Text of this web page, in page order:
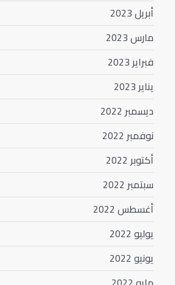
أبريل 2023
مارس 2023
فبراير 2023
يناير 2023
ديسمبر 2022
نوفمبر 2022
أكتوبر 2022
سبتمبر 2022
أغسطس 2022
يوليو 2022
يونيو 2022